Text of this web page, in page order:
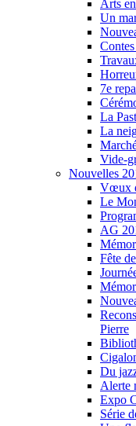
Arts
Un
7e
La
La
Vide-
Nouvelles
Vœux
Le
AG
Fête
Pierre
Du
Alerte
Expo
Série